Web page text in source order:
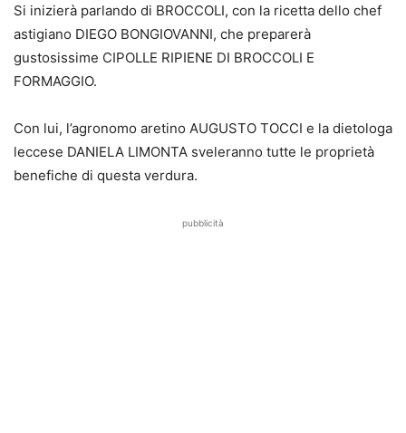
Si inizierà parlando di BROCCOLI, con la ricetta dello chef
astigiano DIEGO BONGIOVANNI, che preparerà
gustosissime CIPOLLE RIPIENE DI BROCCOLI E
FORMAGGIO.
Con lui, l’agronomo aretino AUGUSTO TOCCI e la dietologa
leccese DANIELA LIMONTA sveleranno tutte le proprietà
benefiche di questa verdura.
pubblicità